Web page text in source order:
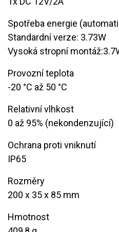
Spotřeba energie
Standardní verze: 3.73W
Vysoká stropní
Provozní teplota
-20 °C až 50 °C
Relativní vlhkost
​0 až 95% (nekondenzující)
Ochrana proti vniknutí
IP65
Rozměry
200 x 35 x 85 mm
Hmotnost